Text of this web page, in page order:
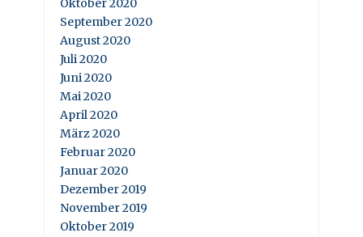
Oktober 2020
September 2020
August 2020
Juli 2020
Juni 2020
Mai 2020
April 2020
März 2020
Februar 2020
Januar 2020
Dezember 2019
November 2019
Oktober 2019